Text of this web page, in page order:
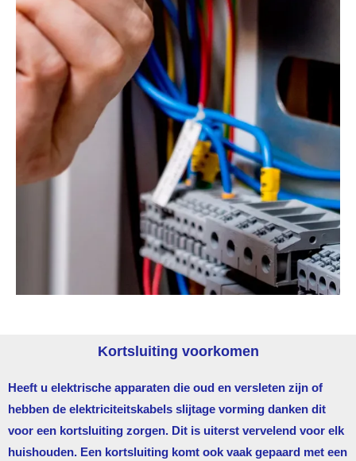
Kortsluiting voorkomen
Heeft u elektrische apparaten die oud en versleten zijn of
hebben de elektriciteitskabels slijtage vorming danken dit
voor een kortsluiting zorgen. Dit is uiterst vervelend voor elk
huishouden. Een kortsluiting komt ook vaak gepaard met een